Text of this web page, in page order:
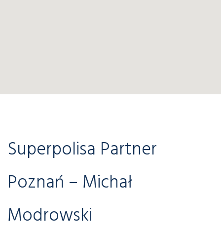
Superpolisa Partner
Poznań – Michał
Modrowski